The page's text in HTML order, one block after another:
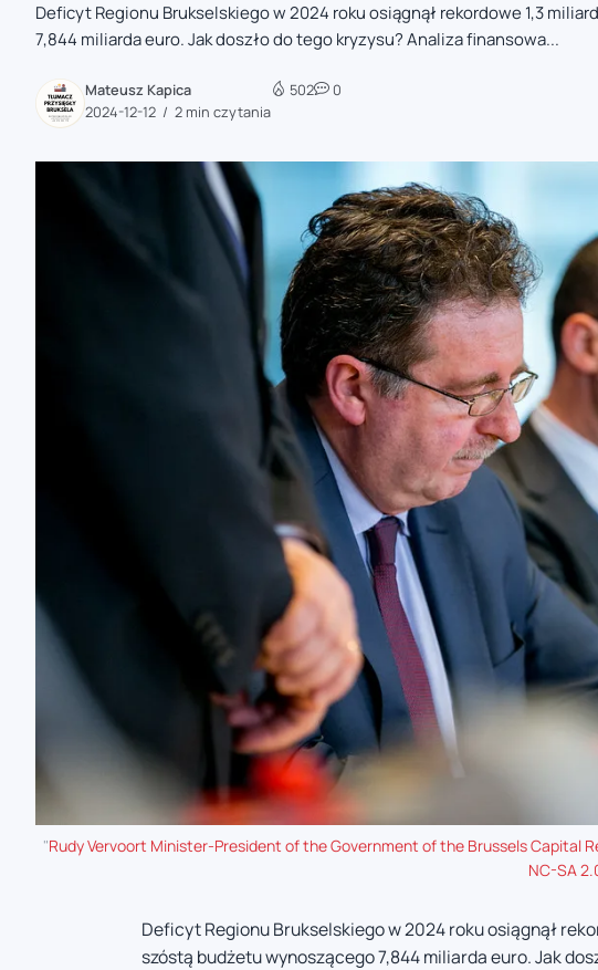
zaobserwuj nas
zaobserwuj nas
zaobserwuj nas
Deficyt Regionu Brukselskiego w 2024 roku osiągnął rekordowe 1,3
7,844 miliarda euro. Jak doszło do tego kryzysu? Analiza finansowa...
Mateusz Kapica
2024-12-12
2 min czytania
502 0
"Rudy Vervoort Minister-President of the Government of the Brussels Capital
NC-SA
Deficyt Regionu Brukselskiego w 2024 roku osiągnął
szóstą budżetu wynoszącego 7,844 miliarda euro. Jak